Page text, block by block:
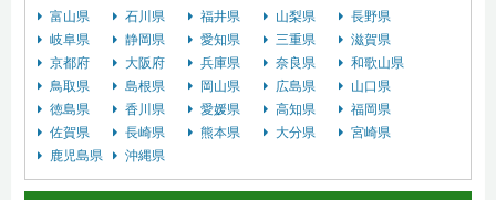
富山県
石川県 福井県 山梨県
長野県
岐阜県
静岡県 愛知県 三重県
滋賀県
京都府
大阪府 兵庫県 奈良県
和歌山県
鳥取県
島根県 岡山県 広島県
山口県
徳島県
香川県 愛媛県 高知県
福岡県
佐賀県
長崎県 熊本県 大分県
宮崎県
鹿児島県
沖縄県